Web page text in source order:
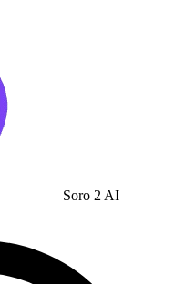
Soro 2 AI